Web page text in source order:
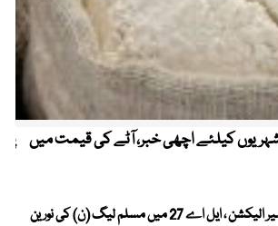
کیلئے اچھی خبر، آٹے کی قیمت میں
آزاد کشمیر الیکشن ، ایل اے 27 میں مسلم لیگ (ن) کی نورین